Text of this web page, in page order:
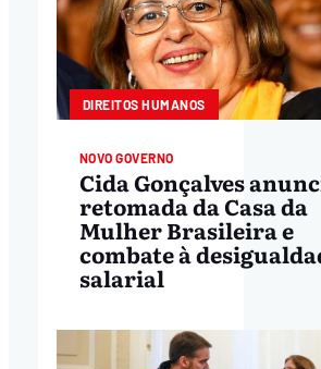
DIREITOS HUMANOS
NOVO GOVERNO
Cida Gonçalves
retomada da Casa da
Mulher Brasileira e
combate à
salarial